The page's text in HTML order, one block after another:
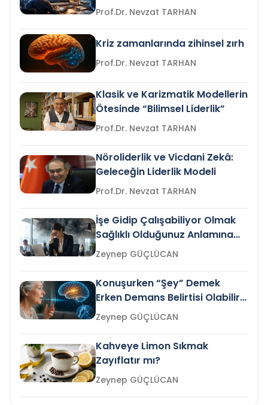
Prof.Dr. Nevzat TARHAN
Kriz zamanlarında zihinsel zırh
Prof.Dr. Nevzat TARHAN
Klasik ve Karizmatik Modellerin
Ötesinde “Bilimsel Liderlik”
Prof.Dr. Nevzat TARHAN
Nöroliderlik ve Vicdani Zekâ:
Geleceğin Liderlik Modeli
Prof.Dr. Nevzat TARHAN
İşe Gidip Çalışabiliyor Olmak
Sağlıklı Olduğunuz Anlamına
Gelir mi?Zeynep GÜÇLÜCAN
Konuşurken “Şey” Demek
Erken Demans Belirtisi Olabilir
mi?
Zeynep GÜÇLÜCAN
Kahveye Limon Sıkmak
Zayıflatır mı?
Zeynep GÜÇLÜCAN